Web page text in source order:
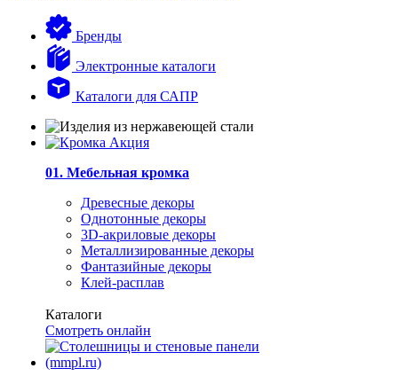
Бренды
Электронные каталоги
Каталоги для САПР
01. Мебельная кромка
Древесные декоры
Однотонные декоры
3D-акриловые декоры
Металлизированные декоры
Фантазийные декоры
Клей-расплав
Каталоги
Смотреть онлайн